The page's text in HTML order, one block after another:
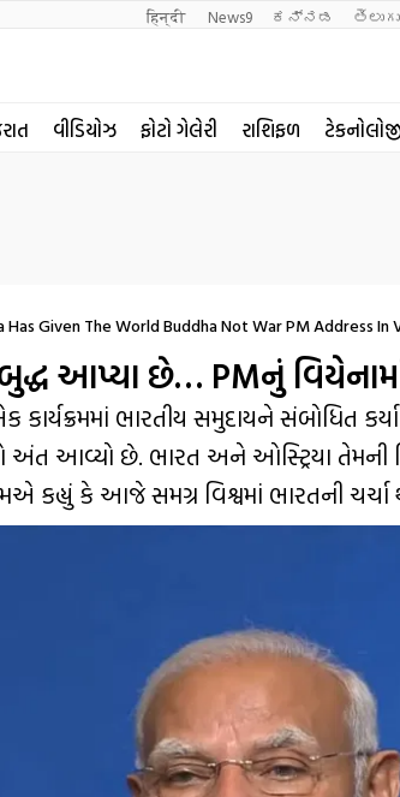
हिन्दी News9 ಕನ್ನಡ తెలుగు
વીડિયોઝ ફોટો ગેલેરી રાશિફળ
Has Given The World Buddha Not War PM Address In
બુદ્ધ આપ્યા છે… PMનું
ભારતીય સમુદાયને સંબોધિત
આવ્યો છે. ભારત અને ઓસ્ટ્રિયા તેમની
કહ્યું કે આજે સમગ્ર વિશ્વમાં ભારતની ચર્ચા